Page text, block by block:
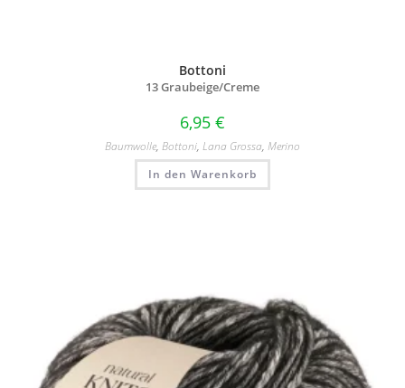
Bottoni
13 Graubeige/Creme
6,95 €
Baumwolle, Bottoni, Lana Grossa, Merino
In den Warenkorb